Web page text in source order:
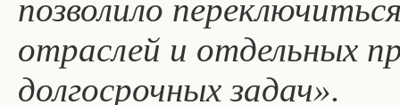
позволило
отраслей и отдельных
долгосрочных задач».